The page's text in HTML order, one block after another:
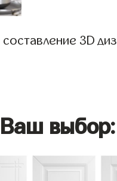
3D
выбор: